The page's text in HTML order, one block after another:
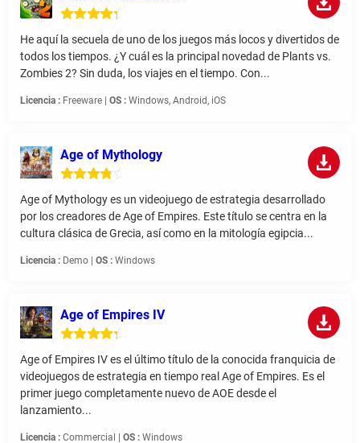
He aquí la secuela de uno de los juegos más locos y divertidos de
todos los tiempos. ¿Y cuál es la principal novedad de Plants vs.
Zombies 2? Sin duda, los viajes en el tiempo. Con...
Licencia : Freeware | OS : Windows, Android, iOS
Age of Mythology
Age of Mythology es un videojuego de estrategia desarrollado
por los creadores de Age of Empires. Este título se centra en la
cultura clásica de Grecia, así como en la mitología egipcia...
Licencia : Demo | OS : Windows
Age of Empires IV
Age of Empires IV es el último título de la conocida franquicia de
videojuegos de estrategia en tiempo real Age of Empires. Es el
primer juego completamente nuevo de AOE desde el
lanzamiento...
Licencia : Commercial | OS : Windows